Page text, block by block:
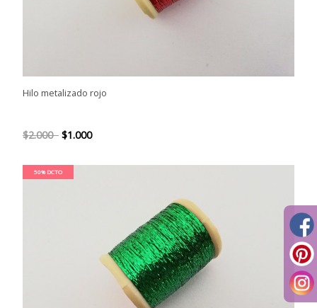
Hilo metalizado rojo
$2.000 $1.000
50% DCTO